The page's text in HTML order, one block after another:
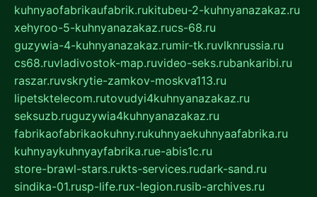
kuhnyaofabrikaufabrik.rukitubeu-2-kuhnyanazakaz.ru
xehyroo-5-kuhnyanazakaz.rucs-68.ru
guzywia-4-kuhnyanazakaz.rumir-tk.ruvlknrussia.ru
cs68.ruvladivostok-map.ruvideo-seks.rubankaribi.ru
raszar.ruvskrytie-zamkov-moskva113.ru
lipetsktelecom.rutovudyi4kuhnyanazakaz.ru
seksuzb.ruguzywia4kuhnyanazakaz.ru
fabrikaofabrikaokuhny.rukuhnyaekuhnyaafabrika.ru
kuhnyaykuhnyayfabrika.rue-abis1c.ru
store-brawl-stars.rukts-services.rudark-sand.ru
sindika-01.rusp-life.rux-legion.rusib-archives.ru